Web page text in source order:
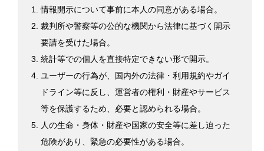
情報開示について事前に本人の同意がある場合。
裁判所や警察等の公的な機関から法律に基づく開示
要請を受けた場合。
統計等での個人を直接特定できない形で開示。
ユーザーの行為が、国内外の法律・利用規約やガイ
ドライン等に反し、運営者の権利・財産やサービス
等を保護するため、必要と認められる場合。
人の生命・身体・財産や国家の安全等に差し迫った
危険があり、緊急の必要性がある場合。